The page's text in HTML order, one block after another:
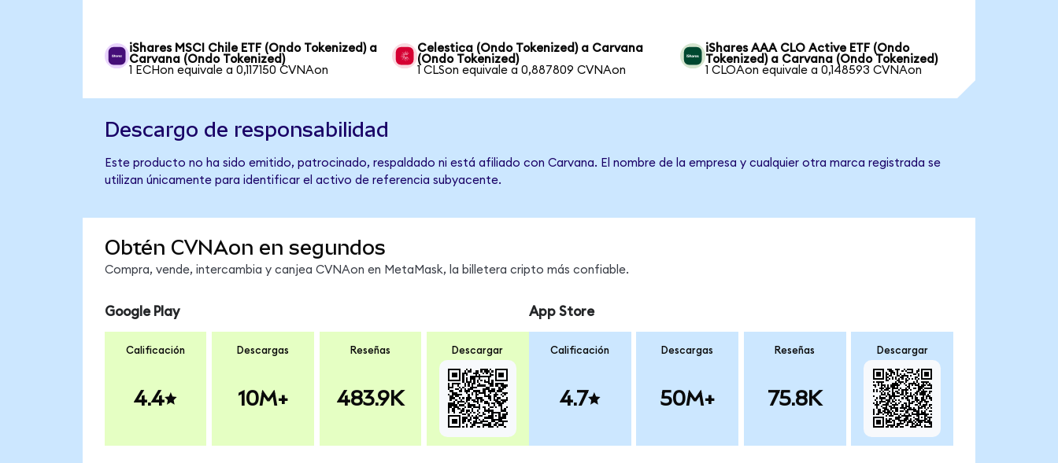
iShares MSCI Chile ETF (Ondo Tokenized) a
Carvana (Ondo Tokenized)
1 ECHon equivale a 0,117150 CVNAon
Celestica (Ondo Tokenized) a Carvana
(Ondo Tokenized)
1 CLSon equivale a 0,887809 CVNAon
iShares AAA CLO Active ETF (Ondo
Tokenized) a Carvana (Ondo Tokenized)
1 CLOAon equivale a 0,148593 CVNAon
Descargo de responsabilidad
Este producto no ha sido emitido, patrocinado, respaldado ni está afiliado con Carvana. El nombre de la empresa y cualquier otra marca registrada se
utilizan únicamente para identificar el activo de referencia subyacente.
Obtén CVNAon en segundos
Compra, vende, intercambia y canjea CVNAon en MetaMask, la billetera cripto más confiable.
Google Play
Calificación
4.4
Descargas
10M+
Reseñas
483.9K
Descargar
App Store
Calificación
4.7
Descargas
50M+
Reseñas
75.8K
Descargar